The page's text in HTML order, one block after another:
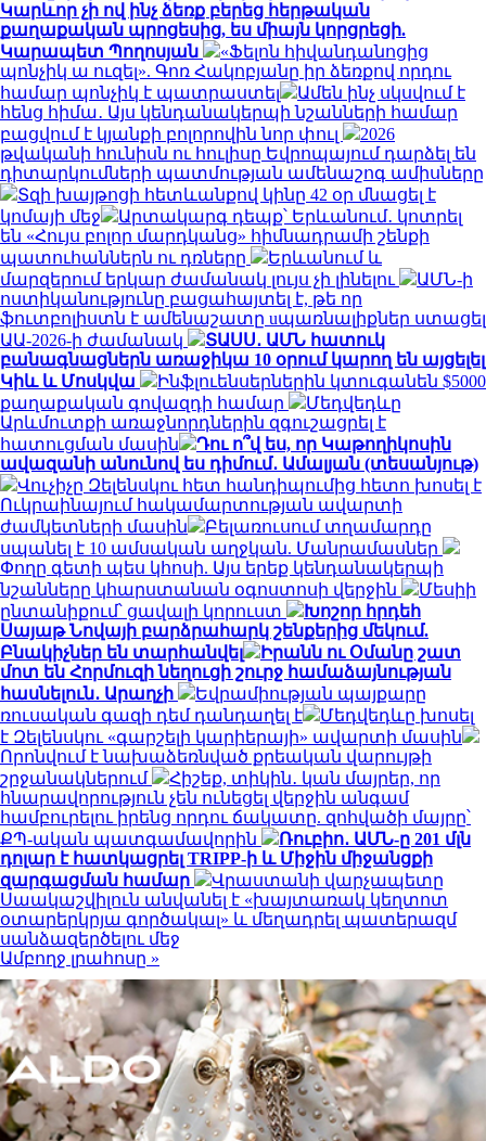
Կարևոր չի ով ինչ ձեռք բերեց հերթական
քաղաքական պրոցեսից, ես միայն կորցրեցի.
Կարապետ Պողոսյան
«Ֆելոն հիվանդանոցից
պոնչիկ ա ուզել». Գոռ Հակոբյանը իր ձեռքով որդու
համար պոնչիկ է պատրաստել
Ամեն ինչ սկսվում է
հենց հիմա․ Այս կենդանակերպի նշանների համար
բացվում է կյանքի բոլորովին նոր փուլ
2026
թվականի հունիսն ու հուլիսը Եվրոպայում դարձել են
դիտարկումների պատմության ամենաշոգ ամիսները
Տզի խայթոցի հետևանքով կինը 42 օր մնացել է
կոմայի մեջ
Արտակարգ դեպք՝ Երևանում․ կոտրել
են «Հույս բոլոր մարդկանց» հիմնադրամի շենքի
պատուհաններն ու դռները
Երևանում և
մարզերում երկար ժամանակ լույս չի լինելու
ԱՄՆ-ի
ոստիկանությունը բացահայտել է, թե որ
ֆուտբոլիստն է ամենաշատը uպառնալիքներ ստացել
ԱԱ-2026-ի ժամանակ
ՏԱՍՍ․ ԱՄՆ հատուկ
բանագնացներն առաջիկա 10 օրում կարող են այցելել
Կիև և Մոսկվա
Ինֆլուենսերներին կտուգանեն $5000
քաղաքական գովազդի համար
Մեդվեդևը
Արևմուտքի առաջնորդներին զգուշացրել է
հատուցման մասին
Դու ո՞վ ես, որ Կաթողիկոսին
ավազանի անունով ես դիմում․ Ամալյան (տեսանյութ)
Վուչիչը Զելենսկու հետ հանդիպումից հետո խոսել է
Ուկրաինայում հակամարտության ավարտի
ժամկետների մասին
Բելառուսում տղամարդը
սպանել է 10 ամսական աղջկան. Մանրամասներ
Փողը գետի պես կհոսի. Այս երեք կենդանակերպի
նշանները կհարստանան օգոստոսի վերջին
Մեսիի
ընտանիքում՝ ցավալի կորուստ
Խոշոր հրդեհ
Սայաթ Նովայի բարձրահարկ շենքերից մեկում.
Բնակիչներ են տարհանվել
Իրանն ու Օմանը շատ
մոտ են Հորմուզի նեղուցի շուրջ համաձայնության
հասնելուն․ Արաղչի
Եվրամիության պայքարը
ռուսական գազի դեմ դանդաղել է
Մեդվեդևը խոսել
է Զելենսկու «գարշելի կարիերայի» ավարտի մասին
Որոնվում է նախաձեռնված քրեական վարույթի
շրջանակներում
Հիշեք, տիկին․ կան մայրեր, որ
հնարավորություն չեն ունեցել վերջին անգամ
համբուրելու իրենց որդու ճակատը. զոհվածի մայրը՝
ՔՊ-ական պատգամավորին
Ռուբիո․ ԱՄՆ-ը 201 մլն
դոլար է հատկացրել TRIPP-ի և Միջին միջանցքի
զարգացման համար
Վրաստանի վարչապետը
Սաակաշվիլուն անվանել է «խայտառակ կեղտոտ
օտարերկրյա գործակալ» և մեղադրել պատերազմ
սանձազերծելու մեջ
Ամբողջ լրահոսը »